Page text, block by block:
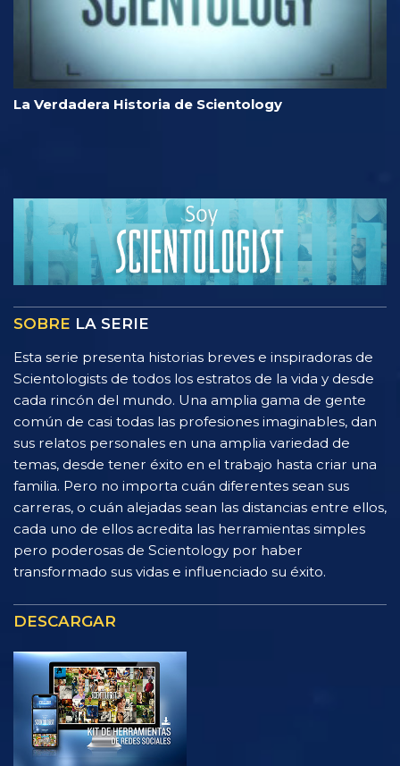
La Verdadera Historia de Scientology
SOBRE LA SERIE
Esta serie presenta historias breves e inspiradoras de
Scientologists de todos los estratos de la vida y desde
cada rincón del mundo. Una amplia gama de gente
común de casi todas las profesiones imaginables, dan
sus relatos personales en una amplia variedad de
temas, desde tener éxito en el trabajo hasta criar una
familia. Pero no importa cuán diferentes sean sus
carreras, o cuán alejadas sean las distancias entre ellos,
cada uno de ellos acredita las herramientas simples
pero poderosas de Scientology por haber
transformado sus vidas e influenciado su éxito.
DESCARGAR